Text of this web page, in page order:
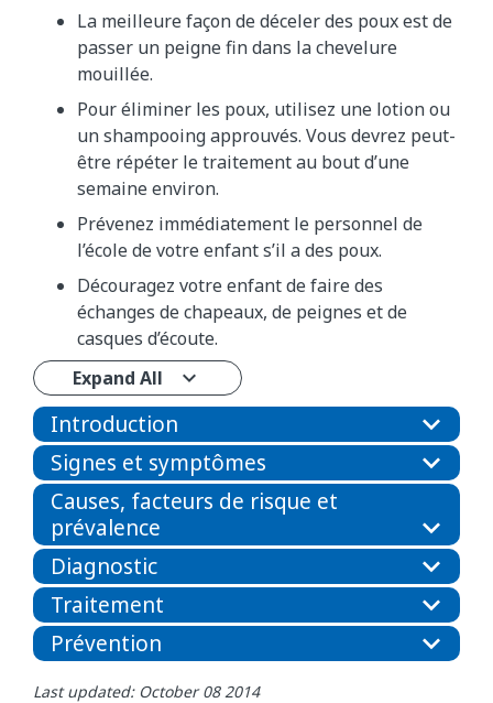
La meilleure façon de déceler des poux est de
passer un peigne fin dans la chevelure
mouillée.
Pour éliminer les poux, utilisez une lotion ou
un shampooing approuvés. Vous devrez peut-
être répéter le traitement au bout d’une
semaine environ.
Prévenez immédiatement le personnel de
l’école de votre enfant s’il a des poux.
Découragez votre enfant de faire des
échanges de chapeaux, de peignes et de
casques d’écoute.
Expand All
Introduction
Signes et symptômes
Causes, facteurs de risque et
prévalence
Diagnostic
Traitement
Prévention
Last updated: October 08 2014